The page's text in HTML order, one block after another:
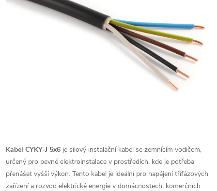
Kabel CYKY-J 5x6 je silový instalační kabel se zemnícím vodičem,
určený pro pevné elektroinstalace v prostředích, kde je potřeba
přenášet vyšší výkon. Tento kabel je ideální pro napájení třífázových
zařízení a rozvod elektrické energie v domácnostech, komerčních